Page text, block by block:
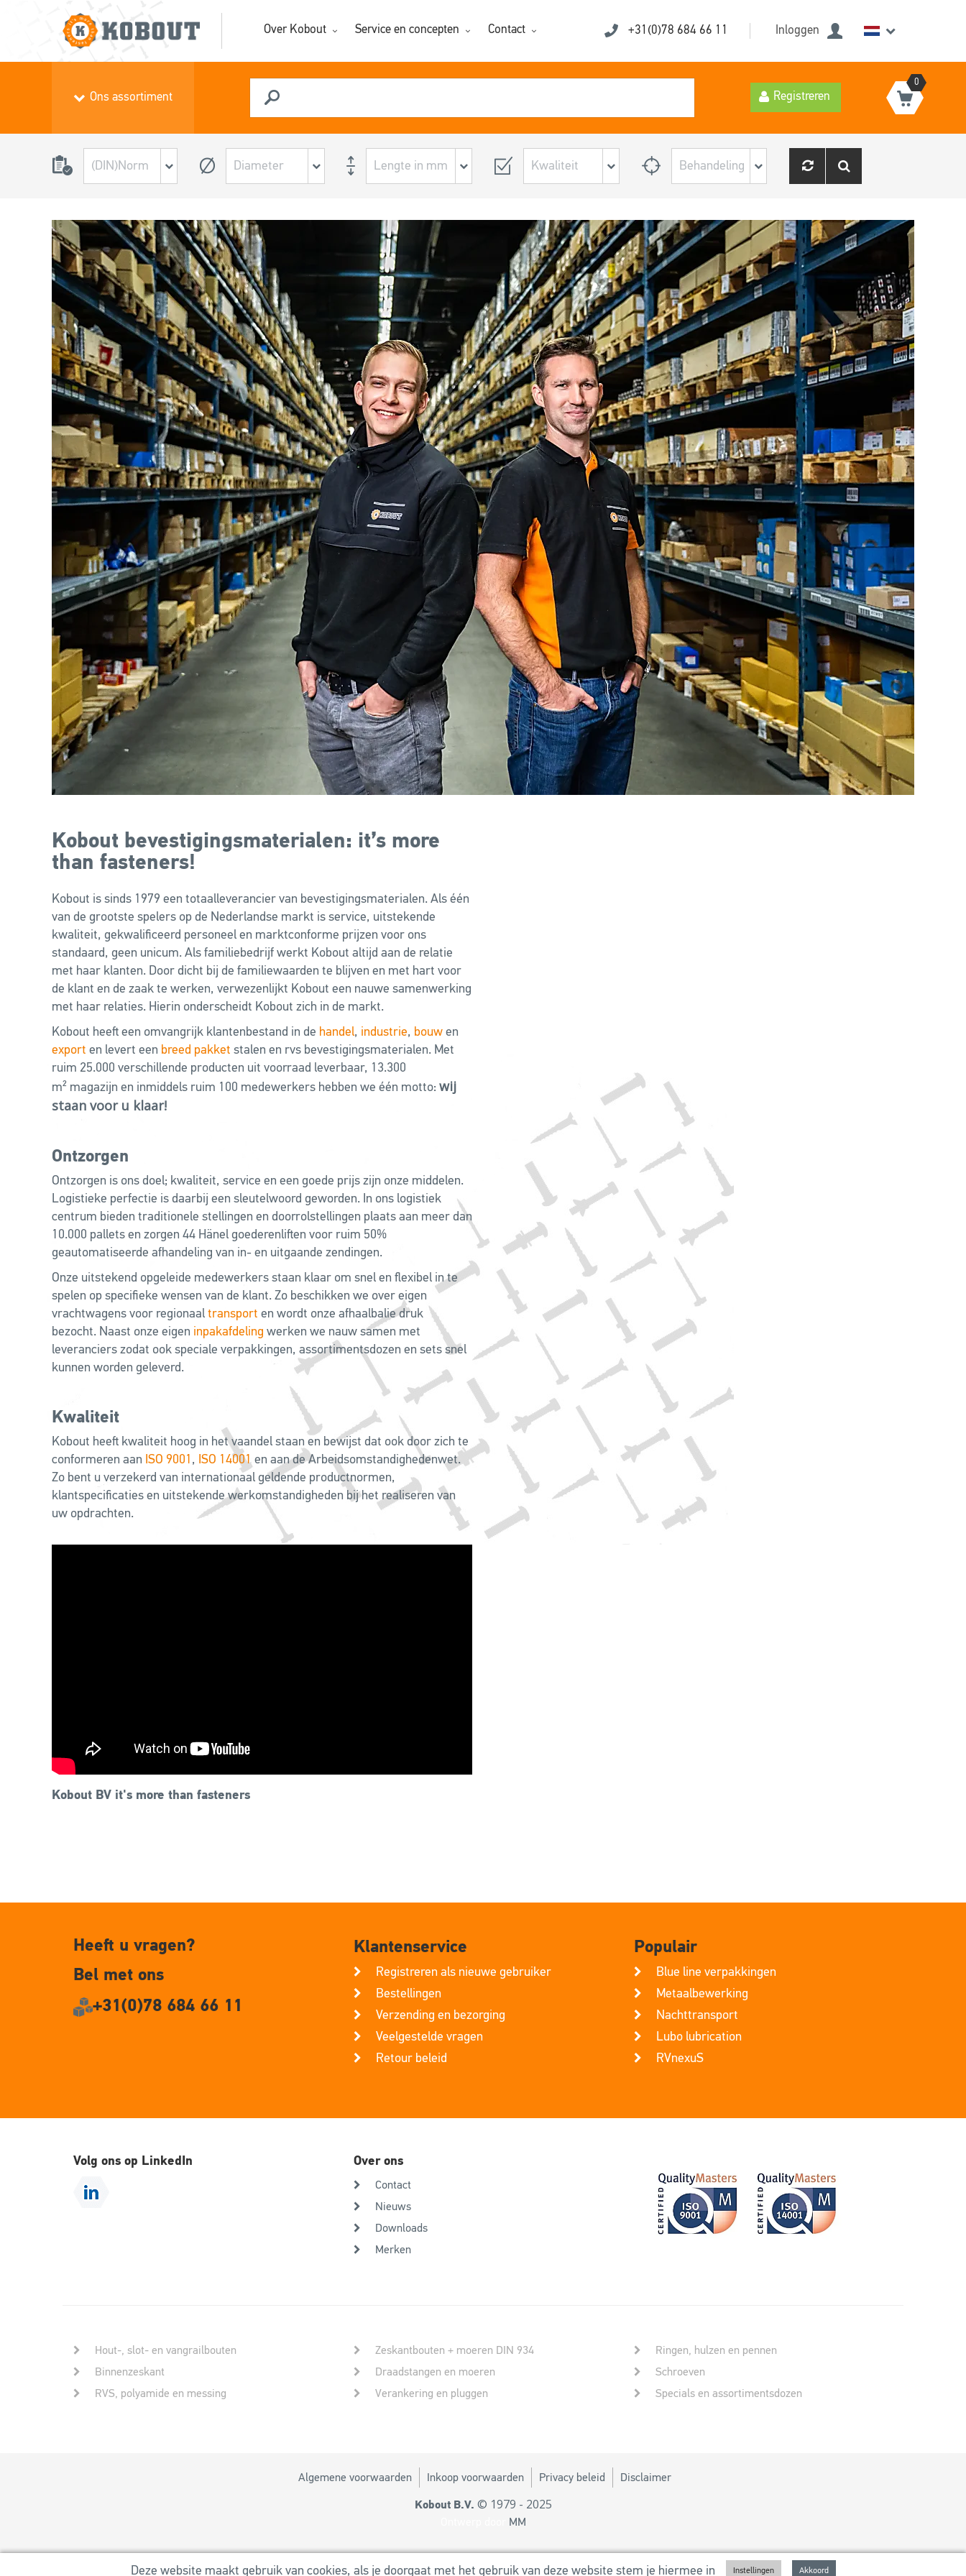
Deze website maakt gebruik van cookies, als je doorgaat met het gebruik van deze website stem je hiermee in
Over Kobout Service en concepten Contact +31(0)78 684 66 11 Inloggen
Ons assortiment Registreren
0
Kobout bevestigingsmaterialen: it’s more
than fasteners!
Kobout is sinds 1979 een totaalleverancier van bevestigingsmaterialen. Als één
van de grootste spelers op de Nederlandse markt is service, uitstekende
kwaliteit, gekwalificeerd personeel en marktconforme prijzen voor ons
standaard, geen unicum. Als familiebedrijf werkt Kobout altijd aan de relatie
met haar klanten. Door dicht bij de familiewaarden te blijven en met hart voor
de klant en de zaak te werken, verwezenlijkt Kobout een nauwe samenwerking
met haar relaties. Hierin onderscheidt Kobout zich in de markt.
Kobout heeft een omvangrijk klantenbestand in de handel, industrie, bouw en
export en levert een breed pakket stalen en rvs bevestigingsmaterialen. Met
ruim 25.000 verschillende producten uit voorraad leverbaar, 13.300
m² magazijn en inmiddels ruim 100 medewerkers hebben we één motto: wij
staan voor u klaar!
Ontzorgen
Ontzorgen is ons doel; kwaliteit, service en een goede prijs zijn onze middelen.
Logistieke perfectie is daarbij een sleutelwoord geworden. In ons logistiek
centrum bieden traditionele stellingen en doorrolstellingen plaats aan meer dan
10.000 pallets en zorgen 44 Hänel goederenliften voor ruim 50%
geautomatiseerde afhandeling van in- en uitgaande zendingen.
Onze uitstekend opgeleide medewerkers staan klaar om snel en flexibel in te
spelen op specifieke wensen van de klant. Zo beschikken we over eigen
vrachtwagens voor regionaal transport en wordt onze afhaalbalie druk
bezocht. Naast onze eigen inpakafdeling werken we nauw samen met
leveranciers zodat ook speciale verpakkingen, assortimentsdozen en sets snel
kunnen worden geleverd.
Kwaliteit
Kobout heeft kwaliteit hoog in het vaandel staan en bewijst dat ook door zich te
conformeren aan ISO 9001 , ISO 14001 en aan de Arbeidsomstandighedenwet.
Zo bent u verzekerd van internationaal geldende productnormen,
klantspecificaties en uitstekende werkomstandigheden bij het realiseren van
uw opdrachten.
Kobout BV it's more than fasteners
Heeft u vragen?
Bel met ons
+31(0)78 684 66 11
Klantenservice
Registreren als nieuwe gebruiker
Bestellingen
Verzending en bezorging
Veelgestelde vragen
Retour beleid
Populair
Blue line verpakkingen
Metaalbewerking
Nachttransport
Lubo lubrication
RVnexuS
Volg ons op LinkedIn Over ons
Contact
Nieuws
Downloads
Merken
Hout-, slot- en vangrailbouten
Binnenzeskant
RVS, polyamide en messing
Zeskantbouten + moeren DIN 934
Draadstangen en moeren
Verankering en pluggen
Ringen, hulzen en pennen
Schroeven
Specials en assortimentsdozen
Algemene voorwaarden Inkoop voorwaarden Privacy beleid Disclaimer
Kobout B.V. © 1979 - 2025
MM
Powered byUtilize Business Solutions BV